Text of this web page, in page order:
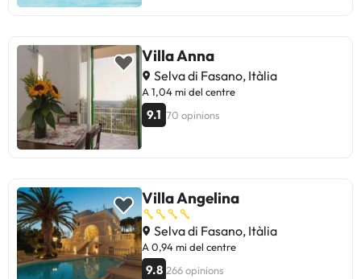
Villa Anna
Selva di Fasano, Itàlia
A 1,04 mi del centre
9.1 70 opinions
Villa Angelina
Selva di Fasano, Itàlia
A 0,94 mi del centre
9.8 266 opinions